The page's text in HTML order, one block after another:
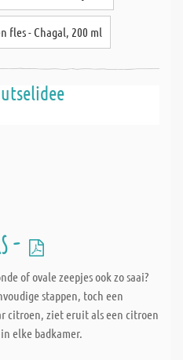
fles - Chagal, 200 ml
-
of ovale zeepjes ook zo saai?
stappen, toch een
citroen, ziet eruit als een citroen
elke badkamer.